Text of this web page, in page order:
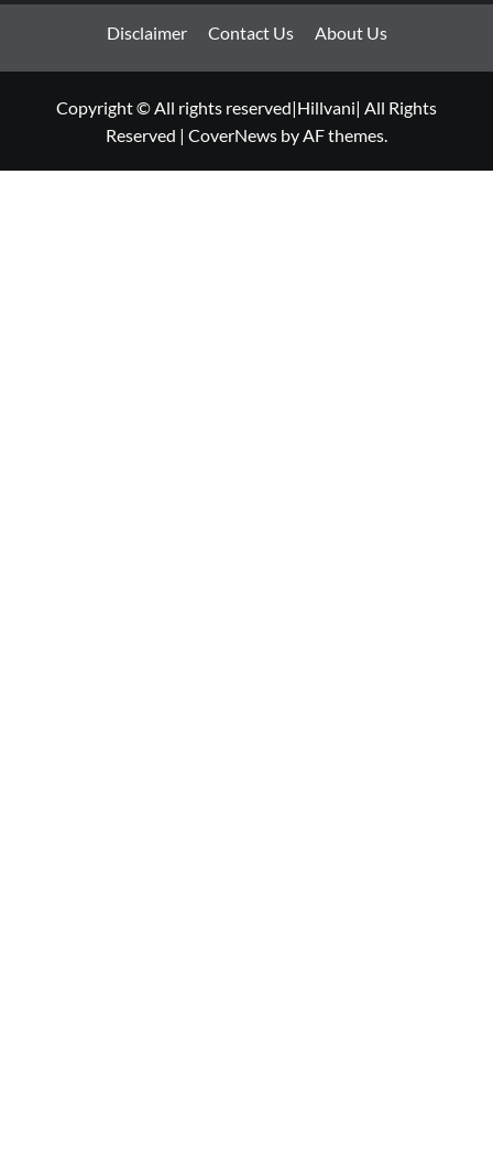
Disclaimer Contact Us About Us
Copyright © All rights reserved|Hillvani| All Rights
Reserved | CoverNews by AF themes.